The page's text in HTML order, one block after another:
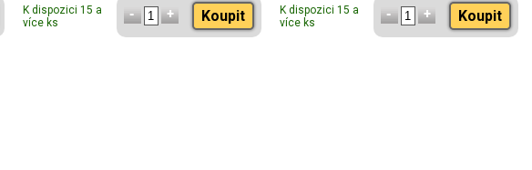
K dispozici 15 a
více ks
Koupit
K dispozici 15 a
více ks
Koupit